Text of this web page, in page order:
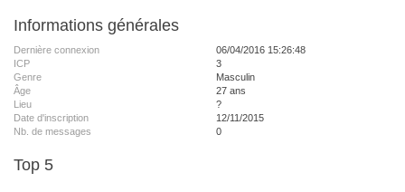
Informations générales
Dernière connexion
06/04/2016 15:26:48
ICP
3
Genre
Masculin
Âge
27 ans
Lieu
?
Date d'inscription
12/11/2015
Nb. de messages
0
Top 5